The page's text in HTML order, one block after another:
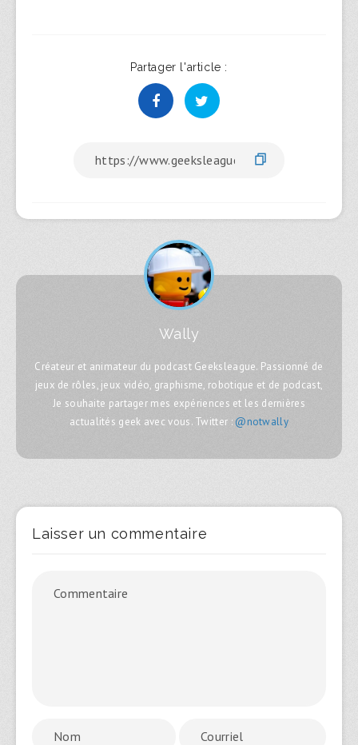
Partager l'article :
Wally
Créateur et animateur du podcast Geeksleague. Passionné de
jeux de rôles, jeux vidéo, graphisme, robotique et de podcast,
Je souhaite partager mes expériences et les dernières
actualités geek avec vous. Twitter : @notwally
Laisser un commentaire